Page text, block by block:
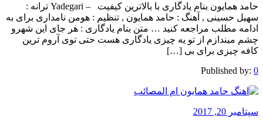
حامد همایون بنام یادگاری با بالاترین کیفیت – Yadegari ترانه :
سهیل حسینی , آهنگ : حامد همایون , تنظیم : هومن نامداری برای به
ادامه مطلب مراجعه کنید … متن بنام یادگاری : هر جای این شهرو
چشم میندازم از تو یه چیزی یادگاری هست حتی توی آروم ترین
کافه چیزی برای بی […]
Published by: 0
سپتامبر 20, 2017